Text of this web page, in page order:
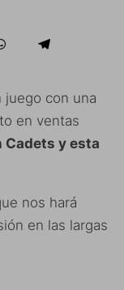
juego con una
en ventas
Cadets y esta
nos hará
en las largas